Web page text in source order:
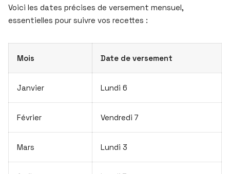
Voici les dates précises de versement mensuel,
essentielles pour suivre vos recettes :
Mois Date de versement
Janvier Lundi 6
Février Vendredi 7
Mars Lundi 3